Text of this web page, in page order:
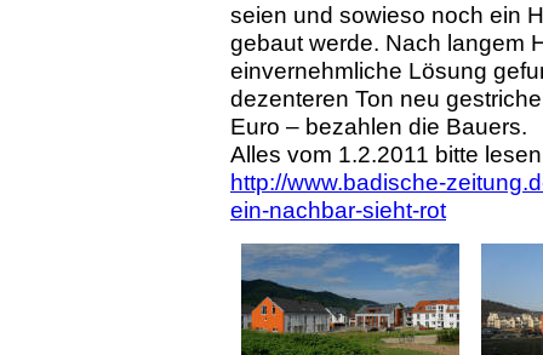
seien und sowieso noch ein
gebaut werde. Nach langem
einvernehmliche Lösung
dezenteren Ton neu
Euro – bezahlen die Bauers.
Alles vom 1.2.2011 bitte
http://www.badische-
ein-nachbar-sieht-rot